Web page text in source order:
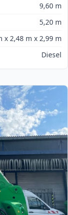
9,60 m
5,20 m
x 2,48 m x 2,99 m
Diesel